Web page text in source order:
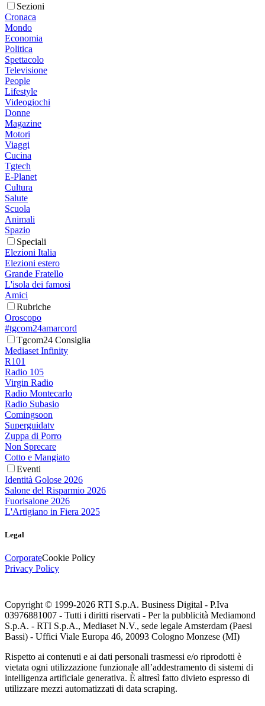
Sezioni
Cronaca
Mondo
Economia
Politica
Spettacolo
Televisione
People
Lifestyle
Videogiochi
Donne
Magazine
Motori
Viaggi
Cucina
Tgtech
E-Planet
Cultura
Salute
Scuola
Animali
Spazio
Speciali
Elezioni Italia
Elezioni estero
Grande Fratello
L'isola dei famosi
Amici
Rubriche
Oroscopo
#tgcom24amarcord
Tgcom24 Consiglia
Mediaset Infinity
R101
Radio 105
Virgin Radio
Radio Montecarlo
Radio Subasio
Comingsoon
Superguidatv
Zuppa di Porro
Non Sprecare
Cotto e Mangiato
Eventi
Identità Golose 2026
Salone del Risparmio 2026
Fuorisalone 2026
L'Artigiano in Fiera 2025
Legal
CorporateCookie Policy
Privacy Policy
Copyright © 1999-2026 RTI S.p.A. Business Digital - P.Iva
03976881007 - Tutti i diritti riservati - Per la pubblicità Mediamond
S.p.A. - RTI S.p.A., Mediaset N.V., sede legale Amsterdam (Paesi
Bassi) - Uffici Viale Europa 46, 20093 Cologno Monzese (MI)
Rispetto ai contenuti e ai dati personali trasmessi e/o riprodotti è
vietata ogni utilizzazione funzionale all’addestramento di sistemi di
intelligenza artificiale generativa. È altresì fatto divieto espresso di
utilizzare mezzi automatizzati di data scraping.